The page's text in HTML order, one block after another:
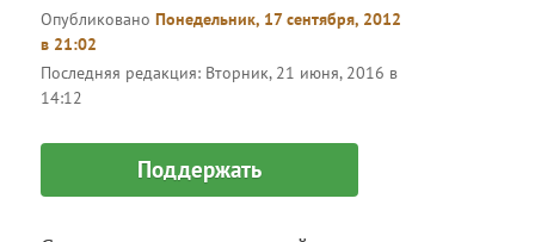
ОпубликованоПонедельник, 17 сентября, 2012
в 21:02
Последняя редакция: Вторник, 21 июня, 2016 в
14:12
Поддержать